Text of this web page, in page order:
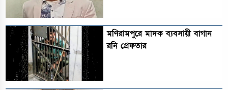
মণিরামপুরে মাদক ব্যবসায়ী বাগান
রনি গ্রেফতার